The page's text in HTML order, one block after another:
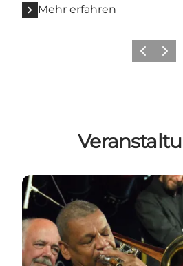
Mehr erfahren
ZurückWeiter
Highlights